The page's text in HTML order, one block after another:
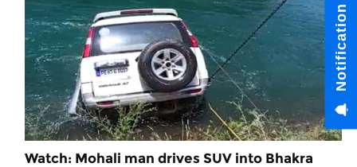
Watch: Mohali man drives SUV into Bhakra